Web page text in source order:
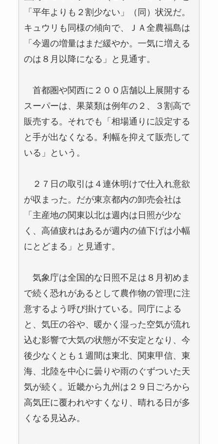
「平年よりも２割少ない」（同）状況だ。
キュウリも同様の傾向で、ＪＡ全農福島は
「今週の増量はまだ緩やか。一気に増える
のは８月以降になる」と見通す。
首都圏や関西に２００店舗以上展開する
スーパーは、果菜類は例年の２、３割高で
販売する。それでも「相場通りに設定する
と手が出なくなる。利幅を抑えて販売して
いる」という。
２７日の取引は４連休明けで仕入れ意欲
が収まった。だが東京都内の卸売会社は
「主産地の関東以北は週内は日照が少な
く、高値疲れはあるが週内の値下げは小幅
にとどまる」と見通す。
気象庁は全国的な日照不足は８月初めま
で続く恐れがあるとして農作物の管理に注
意するよう呼び掛けている。同庁による
と、気圧の谷や、暖かく湿った空気が流れ
込む影響で大気の状態が不安定となり、今
後少なくとも１週間は東北、関東甲信、東
海、北陸を中心に曇りや雨のぐずついた天
気が続く。近畿から九州は２９日ごろから
高気圧に覆われやすくなり、晴れる日が多
くなる見込み。